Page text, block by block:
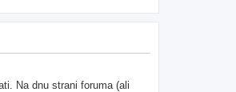
Na dnu strani foruma (ali